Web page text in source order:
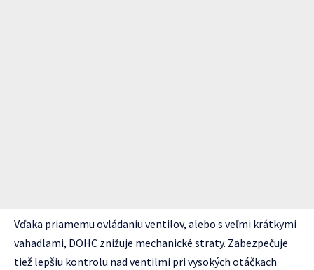
Vďaka priamemu ovládaniu ventilov, alebo s veľmi krátkymi
vahadlami, DOHC znižuje mechanické straty. Zabezpečuje
tiež lepšiu kontrolu nad ventilmi pri vysokých otáčkach